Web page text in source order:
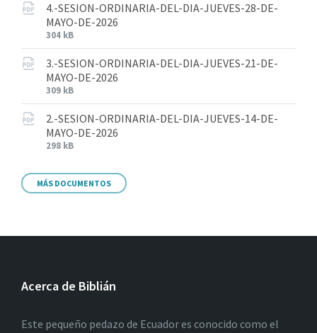
4.-SESION-ORDINARIA-DEL-DIA-JUEVES-28-DE-
MAYO-DE-2026
304 kB
3.-SESION-ORDINARIA-DEL-DIA-JUEVES-21-DE-
MAYO-DE-2026
309 kB
2.-SESION-ORDINARIA-DEL-DIA-JUEVES-14-DE-
MAYO-DE-2026
298 kB
MÁS DOCUMENTOS
Acerca de Biblián
Este pequeño pedazo de Ecuador es conocido como el